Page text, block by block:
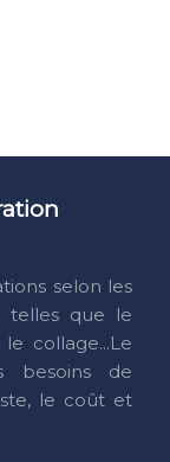
selon les
telles que le
collage...Le
besoins de
le coût et